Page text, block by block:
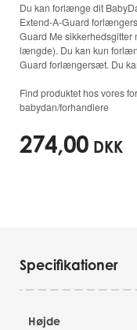
Du kan forlænge dit
Extend-A-Guard
Guard Me sikkerhedsgitter
længde). Du kan kun
Guard forlængersæt. Du
Find produktet hos vores
babydan/forhandlere
274,00 DKK
Specifikationer
Højde